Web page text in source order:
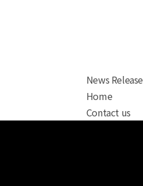
News Release
Home
Contact us